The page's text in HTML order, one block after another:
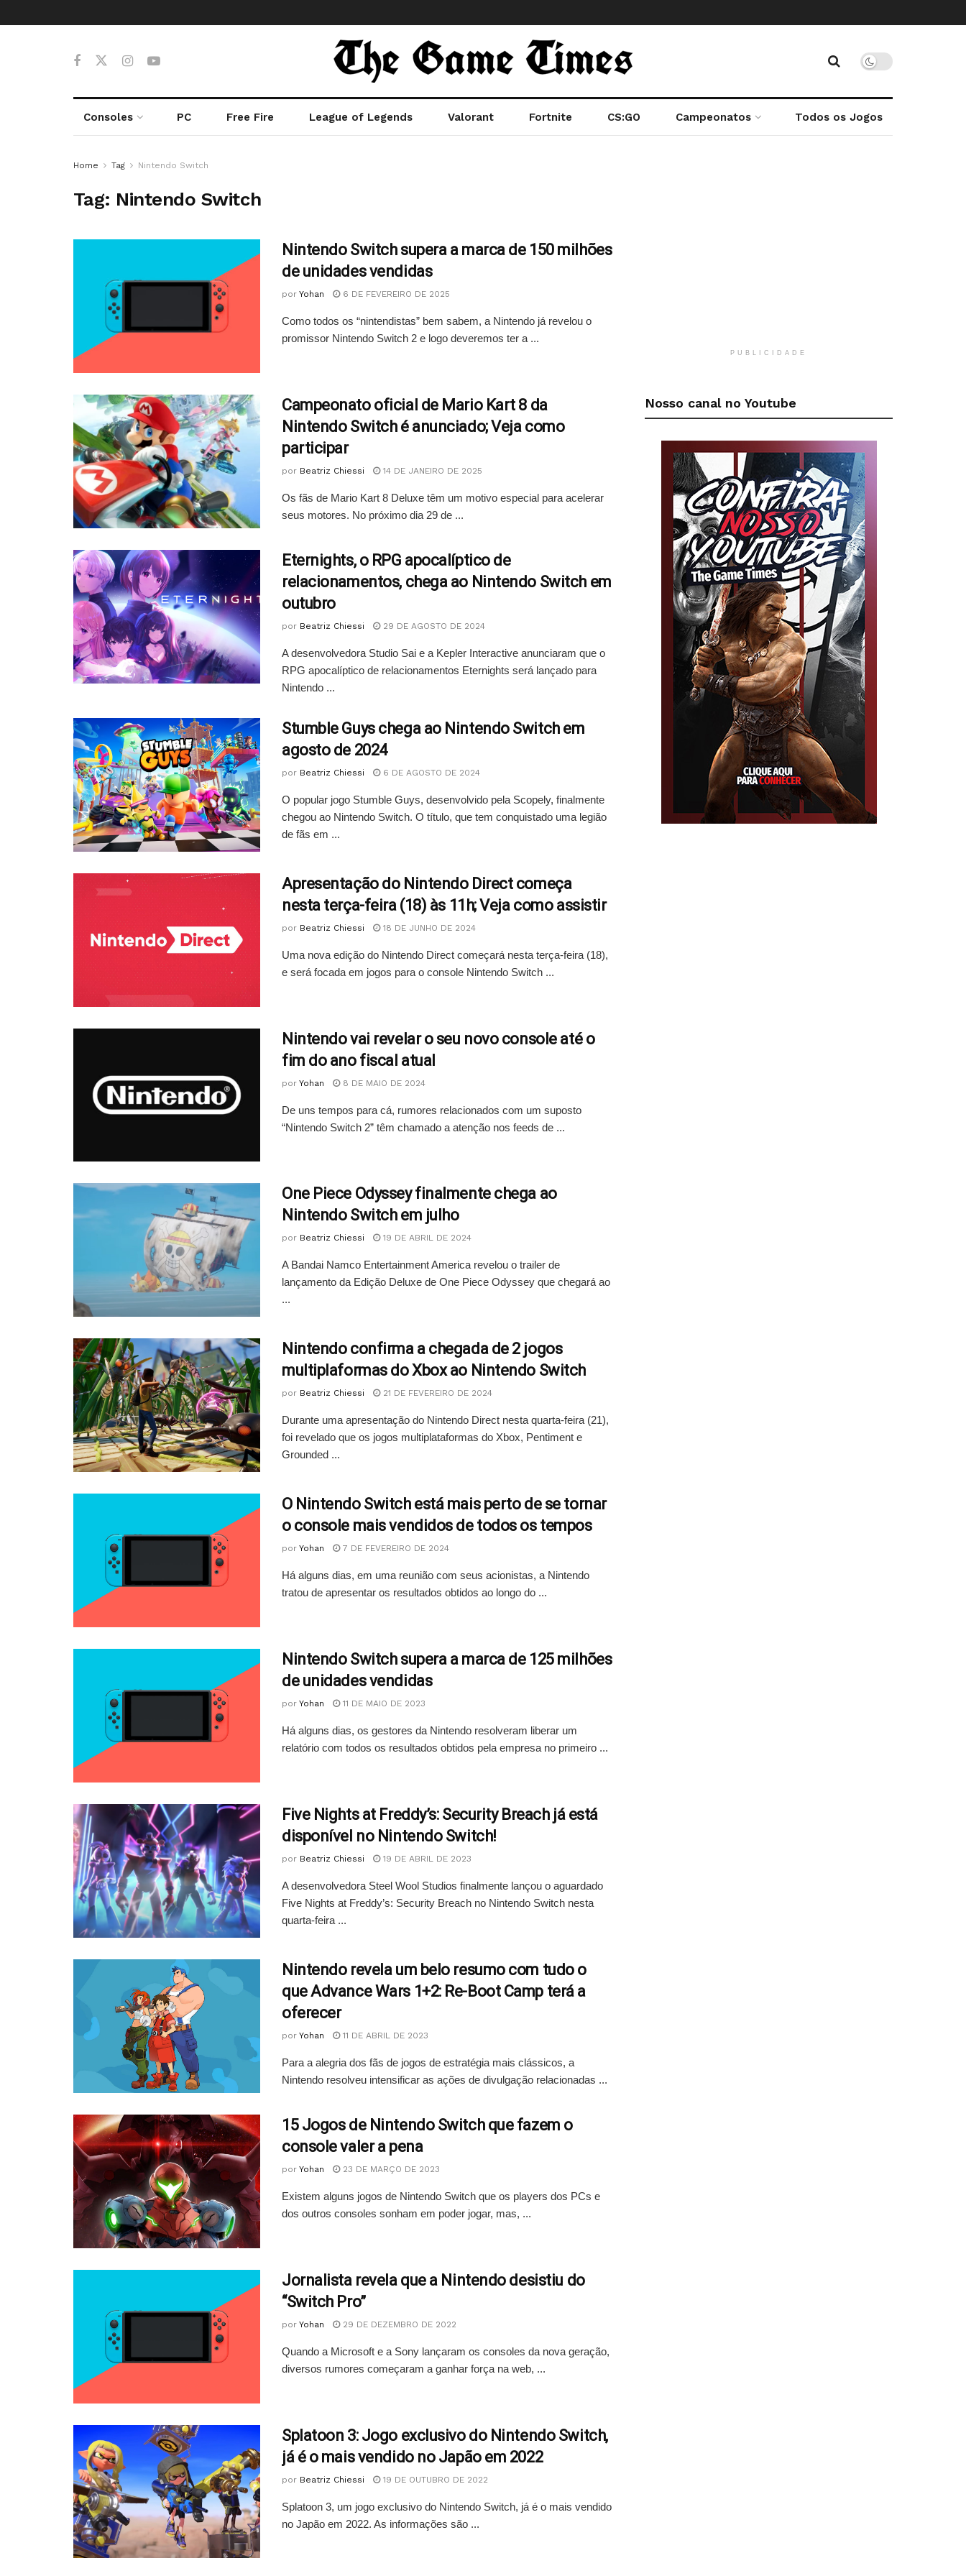
Consoles PC Free Fire League of Legends Valorant Fortnite CS:GO Campeonatos Todos os Jogos
Home Tag Nintendo Switch
Tag: Nintendo Switch
Nintendo Switch supera a marca de 150 milhões
de unidades vendidas
por Yohan 6 DE FEVEREIRO DE 2025
Como todos os “nintendistas” bem sabem, a Nintendo já revelou o
promissor Nintendo Switch 2 e logo deveremos ter a ...
Campeonato oficial de Mario Kart 8 da
Nintendo Switch é anunciado; Veja como
participar
por Beatriz Chiessi 14 DE JANEIRO DE 2025
Os fãs de Mario Kart 8 Deluxe têm um motivo especial para acelerar
seus motores. No próximo dia 29 de ...
Eternights, o RPG apocalíptico de
relacionamentos, chega ao Nintendo Switch em
outubro
por Beatriz Chiessi 29 DE AGOSTO DE 2024
A desenvolvedora Studio Sai e a Kepler Interactive anunciaram que o
RPG apocalíptico de relacionamentos Eternights será lançado para
Nintendo ...
Stumble Guys chega ao Nintendo Switch em
agosto de 2024
por Beatriz Chiessi 6 DE AGOSTO DE 2024
O popular jogo Stumble Guys, desenvolvido pela Scopely, finalmente
chegou ao Nintendo Switch. O título, que tem conquistado uma legião
de fãs em ...
Apresentação do Nintendo Direct começa
nesta terça-feira (18) às 11h; Veja como assistir
por Beatriz Chiessi 18 DE JUNHO DE 2024
Uma nova edição do Nintendo Direct começará nesta terça-feira (18),
e será focada em jogos para o console Nintendo Switch ...
Nintendo vai revelar o seu novo console até o
fim do ano fiscal atual
por Yohan 8 DE MAIO DE 2024
De uns tempos para cá, rumores relacionados com um suposto
“Nintendo Switch 2” têm chamado a atenção nos feeds de ...
One Piece Odyssey finalmente chega ao
Nintendo Switch em julho
por Beatriz Chiessi 19 DE ABRIL DE 2024
A Bandai Namco Entertainment America revelou o trailer de
lançamento da Edição Deluxe de One Piece Odyssey que chegará ao
...
Nintendo confirma a chegada de 2 jogos
multiplaformas do Xbox ao Nintendo Switch
por Beatriz Chiessi 21 DE FEVEREIRO DE 2024
Durante uma apresentação do Nintendo Direct nesta quarta-feira (21),
foi revelado que os jogos multiplataformas do Xbox, Pentiment e
Grounded ...
O Nintendo Switch está mais perto de se tornar
o console mais vendidos de todos os tempos
por Yohan 7 DE FEVEREIRO DE 2024
Há alguns dias, em uma reunião com seus acionistas, a Nintendo
tratou de apresentar os resultados obtidos ao longo do ...
Nintendo Switch supera a marca de 125 milhões
de unidades vendidas
por Yohan 11 DE MAIO DE 2023
Há alguns dias, os gestores da Nintendo resolveram liberar um
relatório com todos os resultados obtidos pela empresa no primeiro ...
Five Nights at Freddy’s: Security Breach já está
disponível no Nintendo Switch!
por Beatriz Chiessi 19 DE ABRIL DE 2023
A desenvolvedora Steel Wool Studios finalmente lançou o aguardado
Five Nights at Freddy’s: Security Breach no Nintendo Switch nesta
quarta-feira ...
Nintendo revela um belo resumo com tudo o
que Advance Wars 1+2: Re-Boot Camp terá a
oferecer
por Yohan 11 DE ABRIL DE 2023
Para a alegria dos fãs de jogos de estratégia mais clássicos, a
Nintendo resolveu intensificar as ações de divulgação relacionadas ...
15 Jogos de Nintendo Switch que fazem o
console valer a pena
por Yohan 23 DE MARÇO DE 2023
Existem alguns jogos de Nintendo Switch que os players dos PCs e
dos outros consoles sonham em poder jogar, mas, ...
Jornalista revela que a Nintendo desistiu do
“Switch Pro”
por Yohan 29 DE DEZEMBRO DE 2022
Quando a Microsoft e a Sony lançaram os consoles da nova geração,
diversos rumores começaram a ganhar força na web, ...
Splatoon 3: Jogo exclusivo do Nintendo Switch,
já é o mais vendido no Japão em 2022
por Beatriz Chiessi 19 DE OUTUBRO DE 2022
Splatoon 3, um jogo exclusivo do Nintendo Switch, já é o mais vendido
no Japão em 2022. As informações são ...
PUBLICIDADE
Nosso canal no Youtube